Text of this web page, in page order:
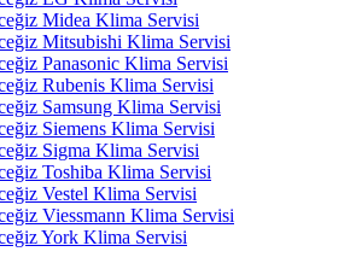
Midea Klima Servisi
Mitsubishi Klima Servisi
Panasonic Klima Servisi
Rubenis Klima Servisi
Samsung Klima Servisi
Siemens Klima Servisi
Sigma Klima Servisi
Toshiba Klima Servisi
Vestel Klima Servisi
Viessmann Klima Servisi
York Klima Servisi